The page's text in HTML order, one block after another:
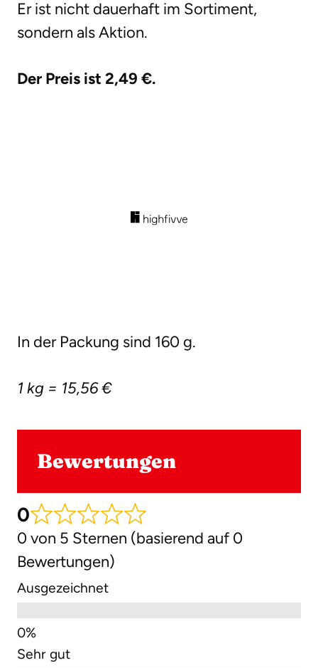
Er ist nicht dauerhaft im Sortiment,
sondern als Aktion.
Der Preis ist 2,49 €.
In der Packung sind 160 g.
1 kg = 15,56 €
Bewertungen
0
0 von 5 Sternen (basierend auf 0
Bewertungen)
Ausgezeichnet
Sehr gut